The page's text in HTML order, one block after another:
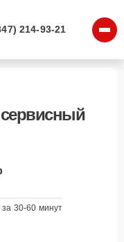
214-93-21
30-60 минут